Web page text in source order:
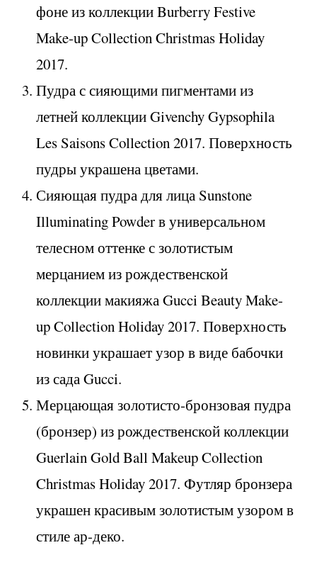
фоне из коллекции Burberry Festive
Make-up Collection Christmas Holiday
2017.
Пудра с сияющими пигментами из
летней коллекции Givenchy Gypsophila
Les Saisons Collection 2017. Поверхность
пудры украшена цветами.
Сияющая пудра для лица Sunstone
Illuminating Powder в универсальном
телесном оттенке с золотистым
мерцанием из рождественской
коллекции макияжа Gucci Beauty Make-
up Collection Holiday 2017. Поверхность
новинки украшает узор в виде бабочки
из сада Gucci.
Мерцающая золотисто-бронзовая пудра
(бронзер) из рождественской коллекции
Guerlain Gold Ball Makeup Collection
Christmas Holiday 2017. Футляр бронзера
украшен красивым золотистым узором в
стиле ар-деко.